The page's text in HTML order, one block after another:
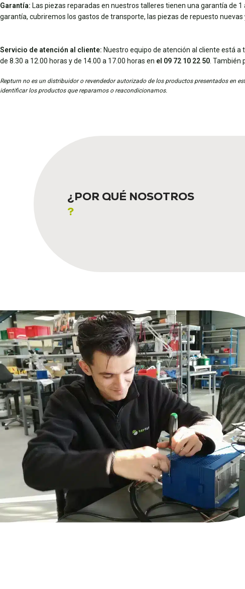
Garantía: Las piezas reparadas en nuestros talleres tienen una garantía de
garantía, cubriremos los gastos de transporte, las piezas de repuesto
Servicio de atención al cliente: Nuestro equipo de atención al cliente está
de 8.30 a 12.00 horas y de 14.00 a 17.00 horas en el 09 72 10 22 50 .
Repturn no es un distribuidor o revendedor autorizado de los productos presentados en
identificar los productos que reparamos o reacondicionamos.
¿POR QUÉ NOSOTROS
?